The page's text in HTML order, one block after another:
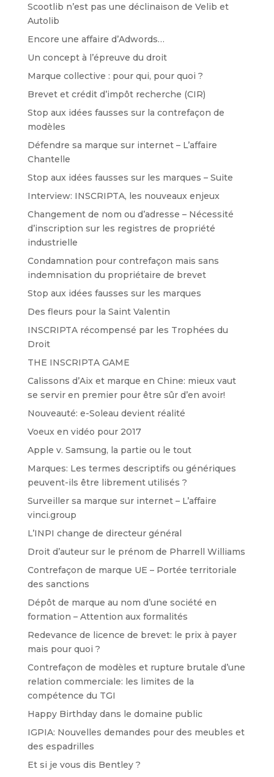
Scootlib n’est pas une déclinaison de Velib et
Autolib
Encore une affaire d’Adwords…
Un concept à l’épreuve du droit
Marque collective : pour qui, pour quoi ?
Brevet et crédit d’impôt recherche (CIR)
Stop aux idées fausses sur la contrefaçon de
modèles
Défendre sa marque sur internet – L’affaire
Chantelle
Stop aux idées fausses sur les marques – Suite
Interview: INSCRIPTA, les nouveaux enjeux
Changement de nom ou d’adresse – Nécessité
d’inscription sur les registres de propriété
industrielle
Condamnation pour contrefaçon mais sans
indemnisation du propriétaire de brevet
Stop aux idées fausses sur les marques
Des fleurs pour la Saint Valentin
INSCRIPTA récompensé par les Trophées du
Droit
THE INSCRIPTA GAME
Calissons d’Aix et marque en Chine: mieux vaut
se servir en premier pour être sûr d’en avoir!
Nouveauté: e-Soleau devient réalité
Voeux en vidéo pour 2017
Apple v. Samsung, la partie ou le tout
Marques: Les termes descriptifs ou génériques
peuvent-ils être librement utilisés ?
Surveiller sa marque sur internet – L’affaire
vinci.group
L’INPI change de directeur général
Droit d’auteur sur le prénom de Pharrell Williams
Contrefaçon de marque UE – Portée territoriale
des sanctions
Dépôt de marque au nom d’une société en
formation – Attention aux formalités
Redevance de licence de brevet: le prix à payer
mais pour quoi ?
Contrefaçon de modèles et rupture brutale d’une
relation commerciale: les limites de la
compétence du TGI
Happy Birthday dans le domaine public
IGPIA: Nouvelles demandes pour des meubles et
des espadrilles
Et si je vous dis Bentley ?